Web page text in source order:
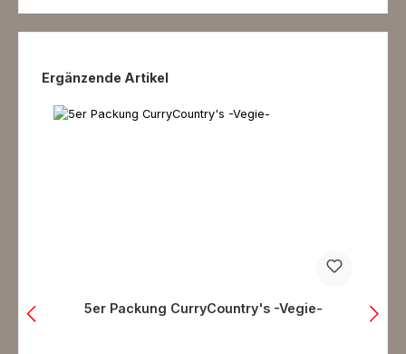
Produktgalerie überspringen
Ergänzende Artikel
5er Packung CurryCountry's -Vegie-